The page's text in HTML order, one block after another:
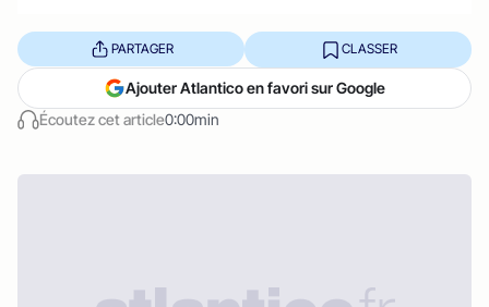
Écoutez cet article0:00min
PARTAGER CLASSER
Ajouter Atlantico en favori sur Google